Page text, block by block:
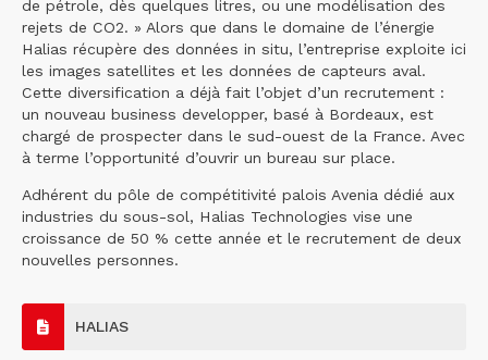
de pétrole, dès quelques litres, ou une modélisation des
rejets de CO2. » Alors que dans le domaine de l’énergie
Halias récupère des données in situ, l’entreprise exploite ici
les images satellites et les données de capteurs aval.
Cette diversification a déjà fait l’objet d’un recrutement :
un nouveau business developper, basé à Bordeaux, est
chargé de prospecter dans le sud-ouest de la France. Avec
à terme l’opportunité d’ouvrir un bureau sur place.
Adhérent du pôle de compétitivité palois Avenia dédié aux
industries du sous-sol, Halias Technologies vise une
croissance de 50 % cette année et le recrutement de deux
nouvelles personnes.
HALIAS